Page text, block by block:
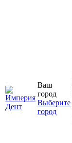
Ваш
город
Выберите
город